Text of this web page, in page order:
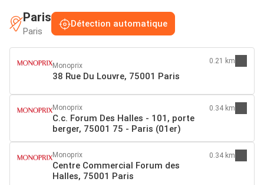
Paris
Paris
Détection automatique
Monoprix
38 Rue Du Louvre, 75001 Paris
0.21 km
Monoprix
C.c. Forum Des Halles - 101, porte
berger, 75001 75 - Paris (01er)
0.34 km
Monoprix
Centre Commercial Forum des
Halles, 75001 Paris
0.34 km